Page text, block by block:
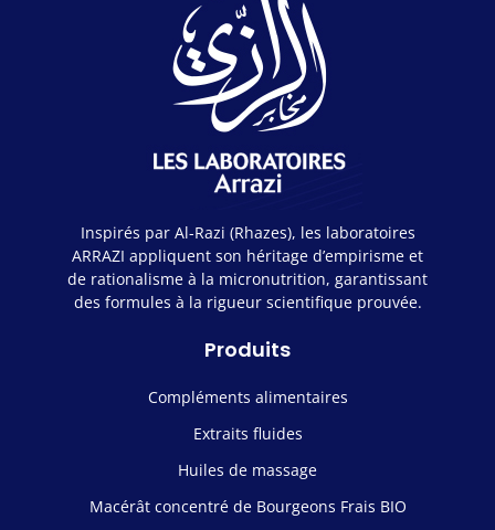
Inspirés par Al-Razi (Rhazes), les laboratoires
ARRAZI appliquent son héritage d’empirisme et
de rationalisme à la micronutrition, garantissant
des formules à la rigueur scientifique prouvée.
Produits
Compléments alimentaires
Extraits fluides
Huiles de massage
Macérât concentré de Bourgeons Frais BIO